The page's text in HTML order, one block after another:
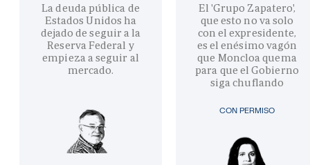
La deuda pública de
Estados Unidos ha
dejado de seguir a la
Reserva Federal y
empieza a seguir al
mercado.
CON PERMISO
El 'Grupo Zapatero',
que esto no va solo
con el expresidente,
es el enésimo vagón
que Moncloa quema
para que el Gobierno
siga chuflando